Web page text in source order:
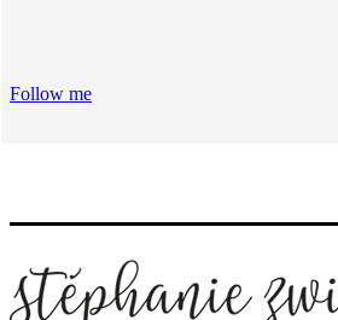
Follow me